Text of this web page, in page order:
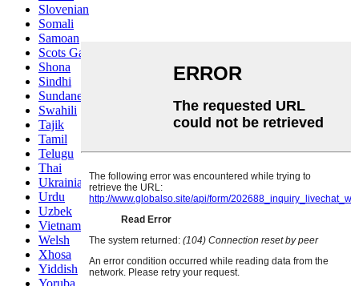
Slovenian
Somali
Samoan
Scots Gaelic
Shona
Sindhi
Sundanese
Swahili
Tajik
Tamil
Telugu
Thai
Ukrainian
Urdu
Uzbek
Vietnamese
Welsh
Xhosa
Yiddish